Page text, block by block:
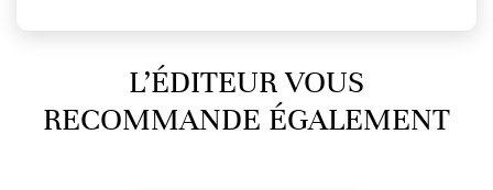
L’ÉDITEUR VOUS
RECOMMANDE ÉGALEMENT